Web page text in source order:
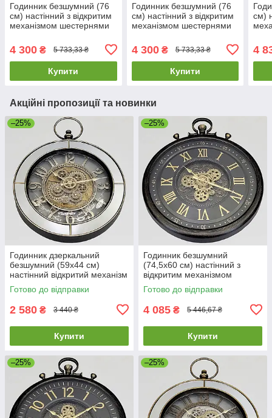
Годинник безшумний (76
см) настінний з відкритим
механізмом шестернями
ретро вінтаж під старину
OV-0055
4 300 ₴ 5 733,33 ₴
Купити
Годинник безшумний (76
см) настінний з відкритим
механізмом шестернями
ретро вінтаж під старину
OV-0056
4 300₴ 5 733,33 ₴
Купити
см)
OV-
4
Акційні пропозиції та новинки
–25%
Годинник дзеркальний
безшумний (59х44 см)
настінний відкритий механізм
шестерні колещатками
скелетон ретро вінтаж під
Готово до відправки
2 580 ₴ 3 440 ₴
Купити
–25%
Годинник безшумний
(74,5х60 см) настінний з
відкритим механізмом
шестернями колещатками
скелетон ретро вінтаж під
Готово до відправки
4 085 ₴ 5 446,67 ₴
Купити
–25% –25%